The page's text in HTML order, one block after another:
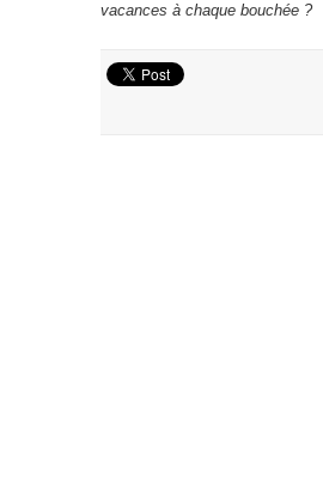
vacances à chaque bouchée ?